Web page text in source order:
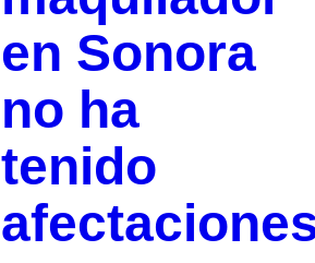
en Sonora
no ha
tenido